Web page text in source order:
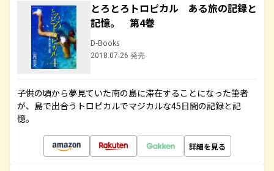
とろとろトロピカル ある旅の記録と
記憶。 第4巻
D-Books
2018.07.26 発売
子供の頃から夢見ていた南の島に滞在することになった筆者
が、島で出合うトロピカルでマジカルな45日間の記録と記
憶。
詳細を見る